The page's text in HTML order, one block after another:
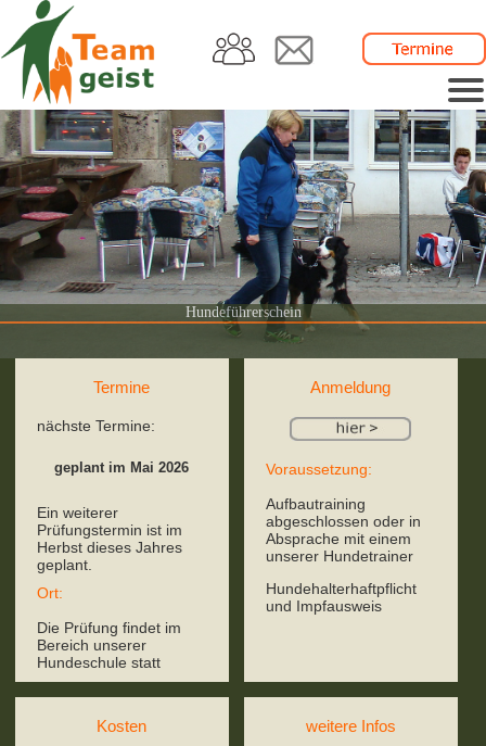
Hundeführerschein
Termine
nächste Termine:
geplant im Mai 2026
Ein weiterer
Prüfungstermin ist im
Herbst dieses Jahres
geplant.
Ort:
Die Prüfung findet im
Bereich unserer
Hundeschule statt
Anmeldung
Voraussetzung:
Aufbautraining
abgeschlossen oder in
Absprache mit einem
unserer Hundetrainer
Hundehalterhaftpflicht
und Impfausweis
Kosten weitere Infos